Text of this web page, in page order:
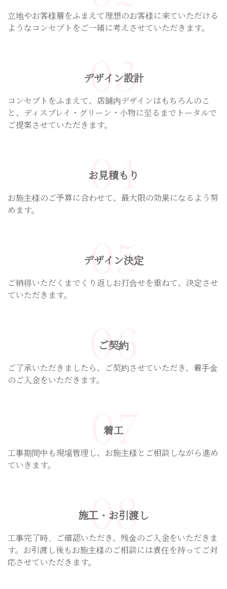
立地やお客様層をふまえて理想のお客様に来ていただける
ようなコンセプトをご一緒に考えさせていただきます。
03
デザイン設計
コンセプトをふまえて、店舗内デザインはもちろんのこ
と、ディスプレイ・グリーン・小物に至るまでトータルで
ご提案させていただきます。
04
お見積もり
お施主様のご予算に合わせて、最大限の効果になるよう努
めます。
05
デザイン決定
ご納得いただくまでくり返しお打合せを重ねて、決定させ
ていただきます。
06
ご契約
ご了承いただきましたら、ご契約させていただき、着手金
のご入金をいただきます。
07
着工
工事期間中も現場管理し、お施主様とご相談しながら進め
ていきます。
08
施工・お引渡し
工事完了時、ご確認いただき、残金のご入金をいただきま
す。お引渡し後もお施主様のご相談には責任を持ってご対
応させていただきます。